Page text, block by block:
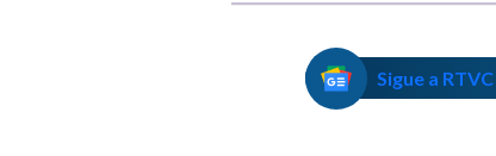
Sigue a